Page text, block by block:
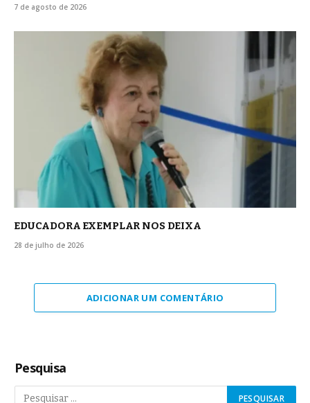
7 de agosto de 2026
EDUCADORA EXEMPLAR NOS DEIXA
28 de julho de 2026
ADICIONAR UM COMENTÁRIO
Pesquisa